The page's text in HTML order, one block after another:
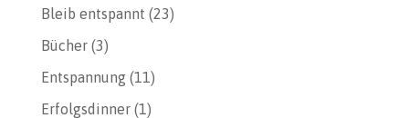
Bleib entspannt (23)
Bücher(3)
Entspannung(11)
Erfolgsdinner(1)